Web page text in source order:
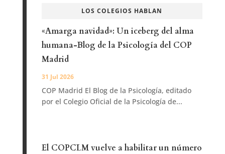
LOS COLEGIOS HABLAN
«Amarga navidad»: Un iceberg del alma
humana-Blog de la Psicología del COP
Madrid
31 Jul 2026
COP Madrid El Blog de la Psicología, editado
por el Colegio Oficial de la Psicología de...
El COPCLM vuelve a habilitar un número